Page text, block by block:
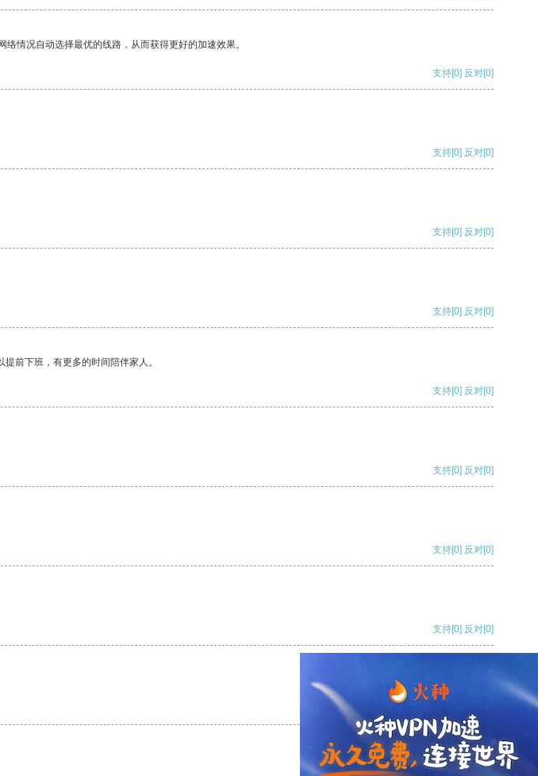
情况自动选择最优的线路，从而获得更好的加速效果。
支持[0] 反对[0]
支持[0] 反对[0]
支持[0] 反对[0]
支持[0] 反对[0]
前下班，有更多的时间陪伴家人。
支持[0] 反对[0]
支持[0] 反对[0]
支持[0] 反对[0]
支持[0] 反对[0]